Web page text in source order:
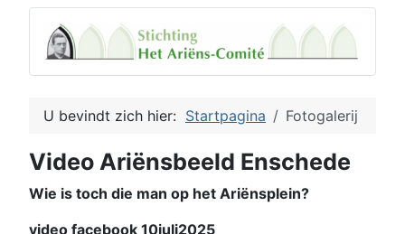
U bevindt zich hier: Startpagina Fotogalerij
Video Ariënsbeeld Enschede
Wie is toch die man op het Ariënsplein?
video facebook 10juli2025